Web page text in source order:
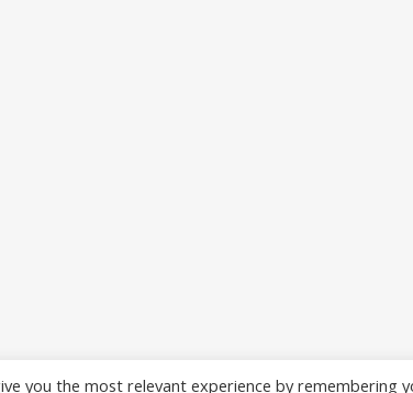
you the most relevant experience by remembering